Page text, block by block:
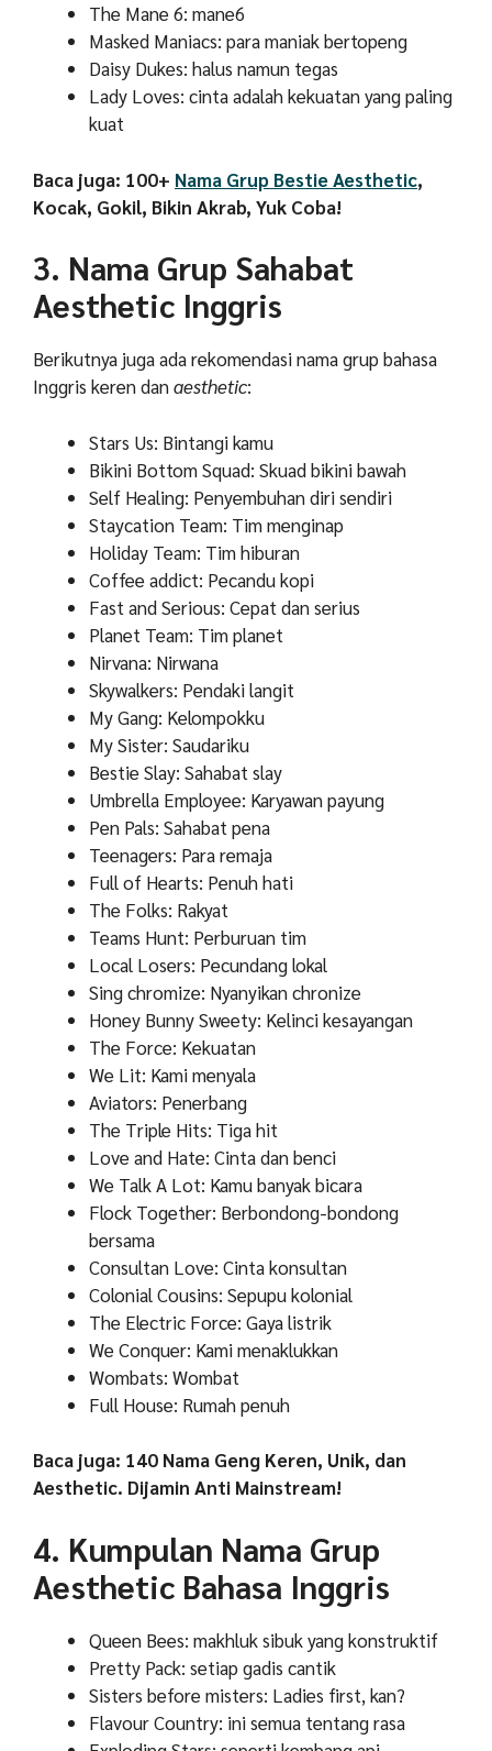
The Mane 6: mane6
Masked Maniacs: para maniak bertopeng
Daisy Dukes: halus namun tegas
Lady Loves: cinta adalah kekuatan yang paling
kuat
Baca juga: 100+ Nama Grup Bestie Aesthetic,
Kocak, Gokil, Bikin Akrab, Yuk Coba!
3. Nama Grup Sahabat
Aesthetic Inggris
Berikutnya juga ada rekomendasi nama grup bahasa
Inggris keren danaesthetic:
Stars Us: Bintangi kamu
Bikini Bottom Squad: Skuad bikini bawah
Self Healing: Penyembuhan diri sendiri
Staycation Team: Tim menginap
Holiday Team: Tim hiburan
Coffee addict: Pecandu kopi
Fast and Serious: Cepat dan serius
Planet Team: Tim planet
Nirvana: Nirwana
Skywalkers: Pendaki langit
My Gang: Kelompokku
My Sister: Saudariku
Bestie Slay: Sahabat slay
Umbrella Employee: Karyawan payung
Pen Pals: Sahabat pena
Teenagers: Para remaja
Full of Hearts: Penuh hati
The Folks: Rakyat
Teams Hunt: Perburuan tim
Local Losers: Pecundang lokal
Sing chromize: Nyanyikan chronize
Honey Bunny Sweety: Kelinci kesayangan
The Force: Kekuatan
We Lit: Kami menyala
Aviators: Penerbang
The Triple Hits: Tiga hit
Love and Hate: Cinta dan benci
We Talk A Lot: Kamu banyak bicara
Flock Together: Berbondong-bondong
bersama
Consultan Love: Cinta konsultan
Colonial Cousins: Sepupu kolonial
The Electric Force: Gaya listrik
We Conquer: Kami menaklukkan
Wombats: Wombat
Full House: Rumah penuh
Baca juga: 140 Nama Geng Keren, Unik, dan
Aesthetic. Dijamin Anti Mainstream!
4. Kumpulan Nama Grup
Aesthetic Bahasa Inggris
Queen Bees: makhluk sibuk yang konstruktif
Pretty Pack: setiap gadis cantik
Sisters before misters: Ladies first, kan?
Flavour Country: ini semua tentang rasa